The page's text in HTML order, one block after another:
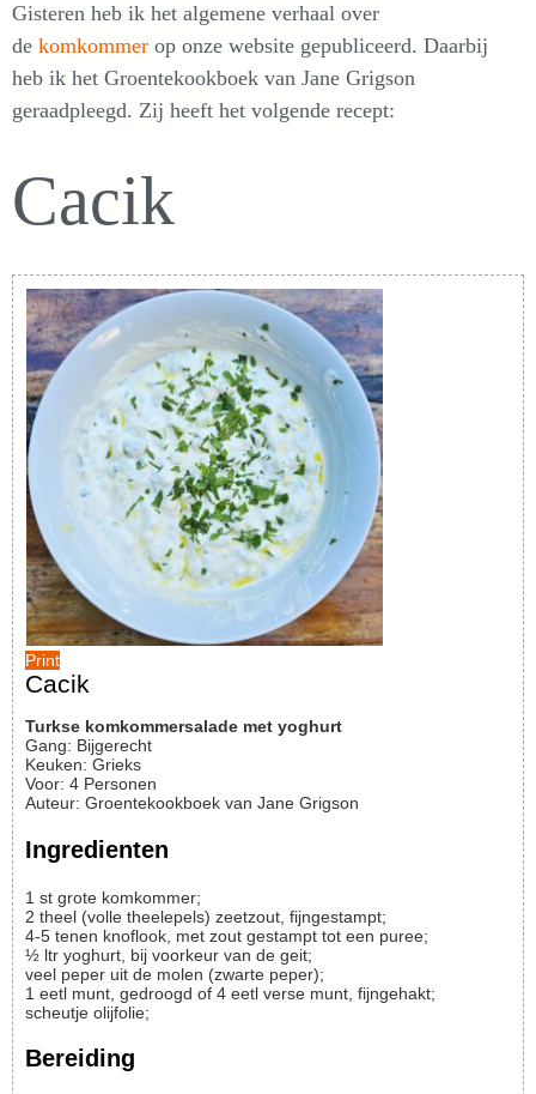
Gisteren heb ik het algemene verhaal over
de komkommer op onze website gepubliceerd. Daarbij
heb ik het Groentekookboek van Jane Grigson
geraadpleegd. Zij heeft het volgende recept:
Cacik
Print
Cacik
Turkse komkommersalade met yoghurt
Gang: Bijgerecht
Keuken: Grieks
Voor: 4 Personen
Auteur: Groentekookboek van Jane Grigson
Ingredienten
1 st grote komkommer;
2 theel (volle theelepels) zeetzout, fijngestampt;
4-5 tenen knoflook, met zout gestampt tot een puree;
½ ltr yoghurt, bij voorkeur van de geit;
veel peper uit de molen (zwarte peper);
1 eetl munt, gedroogd of 4 eetl verse munt, fijngehakt;
scheutje olijfolie;
Bereiding